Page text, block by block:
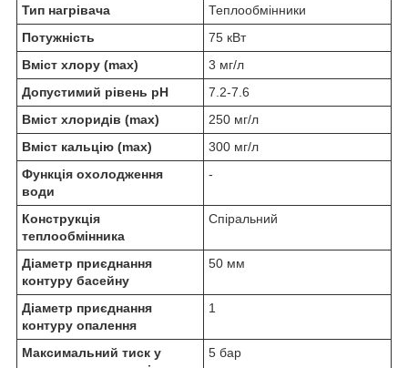
Тип нагрівача
Теплообмінники
Потужність
75 кВт
Вміст хлору (max)
3 мг/л
Допустимий рівень pH
7.2-7.6
Вміст хлоридів (max)
250 мг/л
Вміст кальцію (max)
300 мг/л
Функція охолодження
води
-
Конструкція
теплообмінника
Спіральний
Діаметр приєднання
контуру басейну
50 мм
Діаметр приєднання
контуру опалення
1
Максимальний тиск у
5 бар